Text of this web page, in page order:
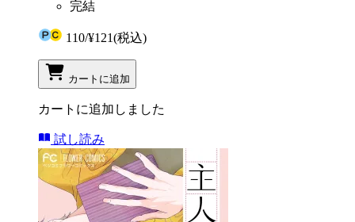
完結
110/¥121(税込)
カートに追加
カートに追加しました
試し読み